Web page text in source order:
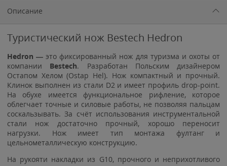
Описание
Туристический нож Bestech Hedron
Hedron — это фиксированный нож для туризма и охоты от
компании Bestech. Разработан Польским дизайнером
Остапом Хелом (Ostap Hel). Нож компактный и прочный.
Клинок выполнен из стали D2 и имеет профиль drop-point.
На обухе имеется функциональное рифление, которое
облегчает точные и силовые работы, не позволяя пальцам
соскальзывать. За счёт использования инструментальной
стали нож достаточно прочный, хорошо переносит
нагрузки. Нож имеет тип монтажа фултанг и
цельнометаллическую конструкцию.
На рукояти накладки из G10, прочного и неприхотливого